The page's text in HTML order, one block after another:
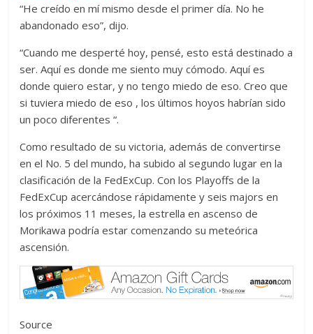
“He creído en mí mismo desde el primer día. No he
abandonado eso”, dijo.
“Cuando me desperté hoy, pensé, esto está destinado a
ser. Aquí es donde me siento muy cómodo. Aquí es
donde quiero estar, y no tengo miedo de eso. Creo que
si tuviera miedo de eso , los últimos hoyos habrían sido
un poco diferentes “.
Como resultado de su victoria, además de convertirse
en el No. 5 del mundo, ha subido al segundo lugar en la
clasificación de la FedExCup. Con los Playoffs de la
FedExCup acercándose rápidamente y seis majors en
los próximos 11 meses, la estrella en ascenso de
Morikawa podría estar comenzando su meteórica
ascensión.
Source